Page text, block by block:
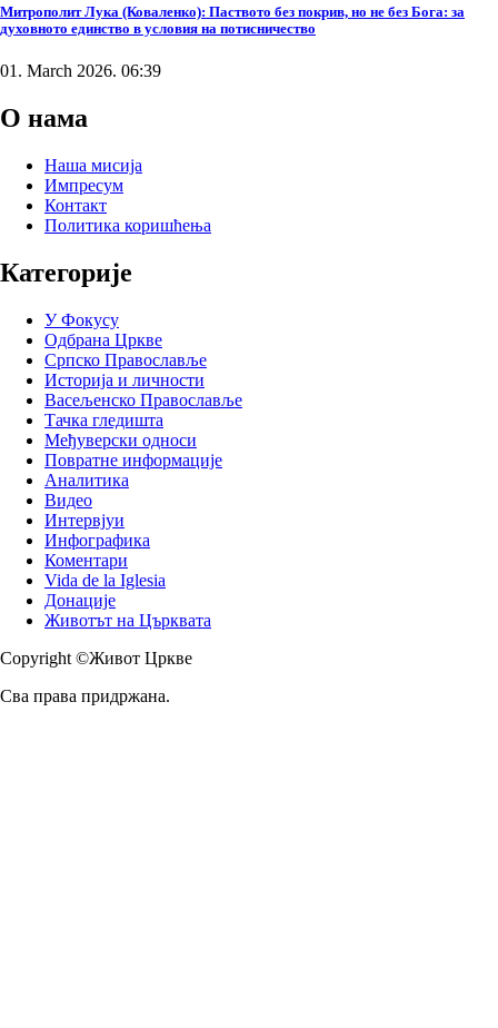
Митрополит Лука (Коваленко): Паството без покрив, но не без Бога: за
духовното единство в условия на потисничество
01. March 2026. 06:39
О нама
Наша мисија
Импресум
Контакт
Политика коришћења
Категорије
У Фокусу
Одбрана Цркве
Српско Православље
Историја и личности
Васељенско Православље
Тачка гледишта
Међуверски односи
Повратне информације
Аналитика
Видео
Интервјуи
Инфографика
Коментари
Vida de la Iglesia
Донације
Животът на Църквата
Copyright ©Живот Цркве
Сва права придржана.